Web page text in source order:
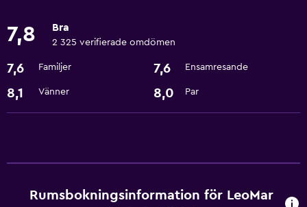
Hiss
Rökningsområden
7,8 Bra
2 325 verifierade omdömen
7,6 Familjer 7,6 Ensamresande
8,1 Vänner 8,0 Par
Rumsbokningsinformation för LeoMar